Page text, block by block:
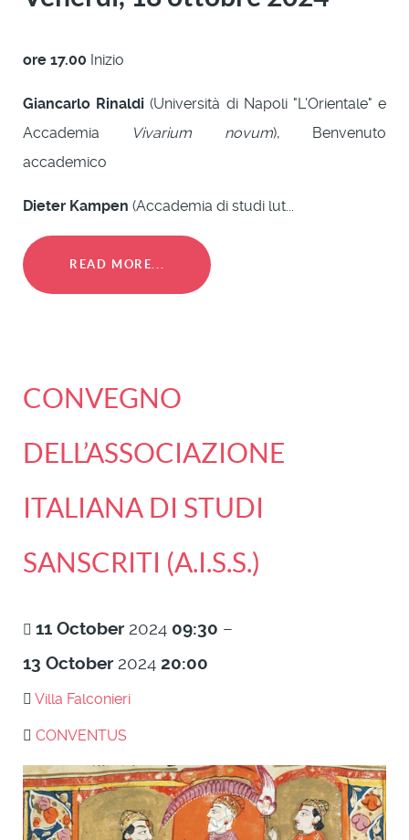
ore 17.00 Inizio
Giancarlo Rinaldi (Università di Napoli "L'Orientale" e
Accademia
Vivarium novum), Benvenuto
accademico
Dieter Kampen (Accademia di studi lut...
READ MORE...
CONVEGNO
DELL’ASSOCIAZIONE
ITALIANA DI STUDI
SANSCRITI (A.I.S.S.)
11 October 2024 09:30 –
13 October 2024 20:00
Villa Falconieri
CONVENTUS